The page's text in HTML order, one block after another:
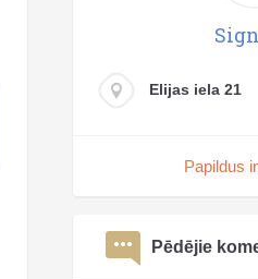
Elijas iela 21
Papildus
Pēdējie